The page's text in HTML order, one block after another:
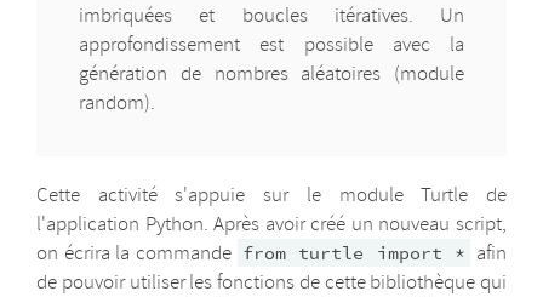
imbriquées et boucles itératives. Un
approfondissement est possible avec la
génération de nombres aléatoires (module
random).
Cette activité s'appuie sur le module Turtle de
l'application Python. Après avoir créé un nouveau script,
on écrira la commande from turtle import * afin
de pouvoir utiliser les fonctions de cette bibliothèque qui